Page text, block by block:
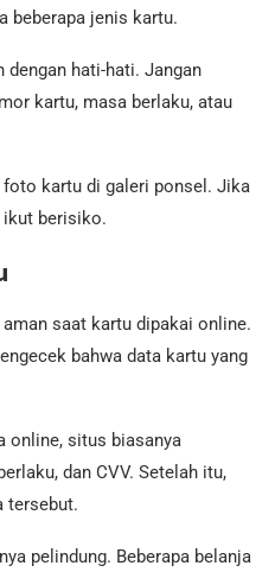
beberapa jenis kartu.
dengan hati-hati. Jangan
kartu, masa berlaku, atau
kartu di galeri ponsel. Jika
ikut berisiko.
saat kartu dipakai online.
bahwa data kartu yang
online, situs biasanya
dan CVV. Setelah itu,
tersebut.
pelindung. Beberapa belanja